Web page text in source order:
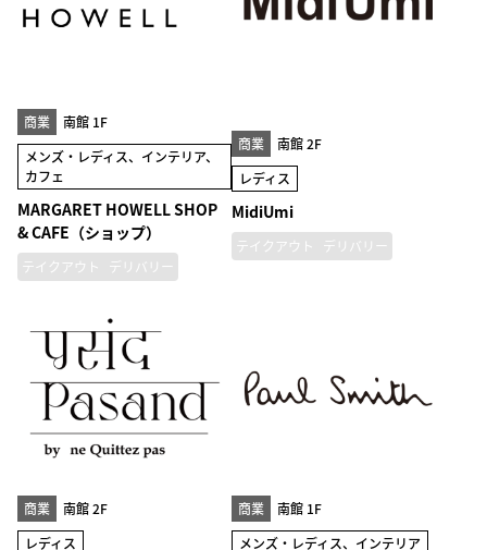
商業
南館 1F
メンズ・レディス、インテリア、
カフェ
MARGARET HOWELL SHOP
& CAFE（ショップ）
テイクアウト デリバリー
商業
南館 2F
レディス
MidiUmi
テイクアウト デリバリー
商業
南館 2F
レディス
商業
南館 1F
メンズ・レディス、インテリア